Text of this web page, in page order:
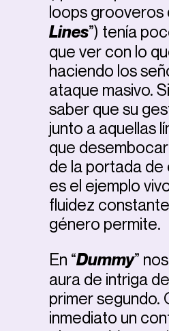
loops grooveros
Lines”) tenía
que ver con lo
haciendo los
ataque masivo.
saber que su
junto a aquellas
que
de la portada de
es el ejemplo
fluidez
género permite.
En “Dummy”
aura de intriga
primer segundo.
inmediato un